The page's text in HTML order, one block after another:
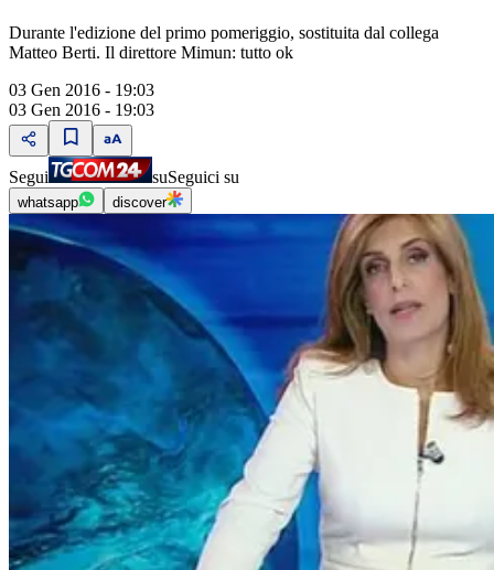
Durante l'edizione del primo pomeriggio, sostituita dal collega
Matteo Berti. Il direttore Mimun: tutto ok
03 Gen 2016 - 19:03
03 Gen 2016 - 19:03
Segui suSeguici su
whatsapp discover